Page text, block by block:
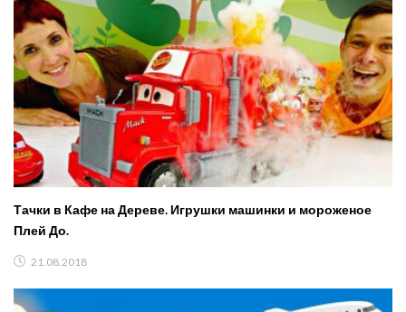
Тачки в Кафе на Дереве. Игрушки машинки и мороженое
Плей До.
21.08.2018